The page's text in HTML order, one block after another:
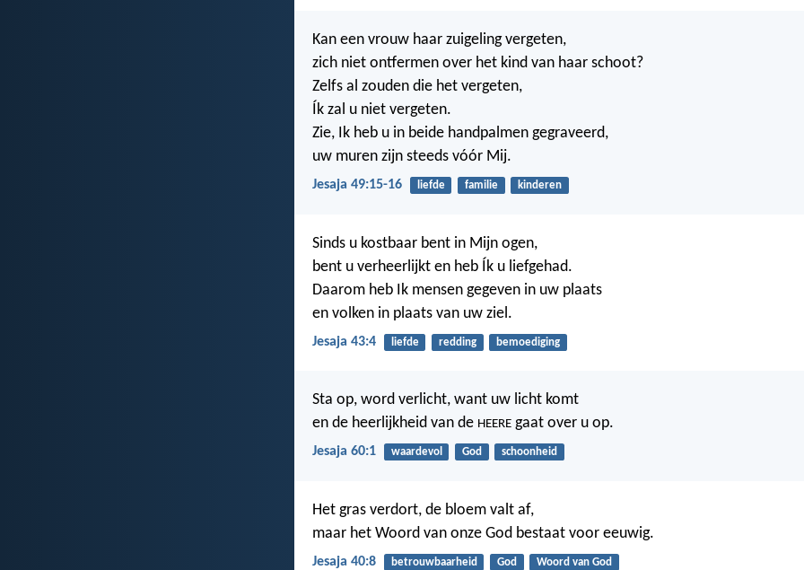
Kan een vrouw haar zuigeling vergeten,
zich niet ontfermen over het kind van haar schoot?
Zelfs al zouden die het vergeten,
Ík zal u niet vergeten.
Zie, Ik heb u in beide handpalmen gegraveerd,
uw muren zijn steeds vóór Mij.
Jesaja 49:15-16 liefde familie kinderen
Sinds u kostbaar bent in Mijn ogen,
bent u verheerlijkt en heb Ík u liefgehad.
Daarom heb Ik mensen gegeven in uw plaats
en volken in plaats van uw ziel.
Jesaja 43:4 liefde redding bemoediging
Sta op, word verlicht, want uw licht komt
en de heerlijkheid van de HEERE gaat over u op.
Jesaja 60:1 waardevol God schoonheid
Het gras verdort, de bloem valt af,
maar het Woord van onze God bestaat voor eeuwig.
Jesaja 40:8 betrouwbaarheid God Woord van God